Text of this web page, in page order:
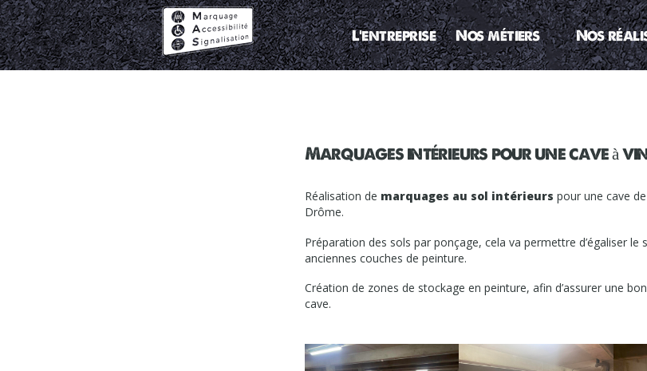
Marquage
L’entreprise Nos métiers Nos
Marquages intérieurs pour une cave à
Réalisation de marquages au sol intérieurs pour une cave
Drôme.
Préparation des sols par ponçage, cela va permettre d’égaliser le
anciennes couches de peinture.
Création de zones de stockage en peinture, afin d’assurer une
cave.